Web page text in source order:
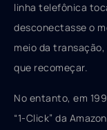
linha telefônica
desconectasse o
meio da
que recomeçar.
No entanto, em
“1-Click” da